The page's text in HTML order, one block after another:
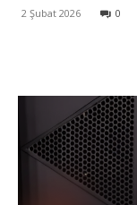
2 Şubat 2026 0